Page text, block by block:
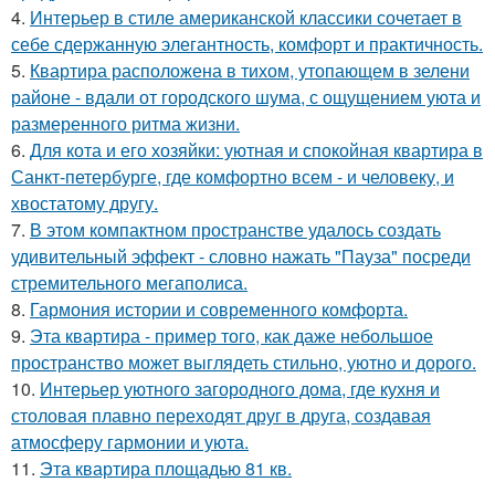
4. Интерьер в стиле американской классики сочетает в
себе сдержанную элегантность, комфорт и практичность.
5. Квартира расположена в тихом, утопающем в зелени
районе - вдали от городского шума, с ощущением уюта и
размеренного ритма жизни.
6. Для кота и его хозяйки: уютная и спокойная квартира в
Санкт-петербурге, где комфортно всем - и человеку, и
хвостатому другу.
7. В этом компактном пространстве удалось создать
удивительный эффект - словно нажать "Пауза" посреди
стремительного мегаполиса.
8. Гармония истории и современного комфорта.
9. Эта квартира - пример того, как даже небольшое
пространство может выглядеть стильно, уютно и дорого.
10. Интерьер уютного загородного дома, где кухня и
столовая плавно переходят друг в друга, создавая
атмосферу гармонии и уюта.
11. Эта квартира площадью 81 кв.